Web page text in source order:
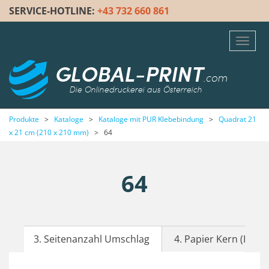
SERVICE-HOTLINE: +43 732 660 861
GLOBAL-PRINT.com
Die Onlinedruckerei aus Österreich
Produkte > Kataloge > Kataloge mit PUR Klebebindung > Quadrat 21
x 21 cm (210 x 210 mm) > 64
64
3. Seitenanzahl Umschlag 4. Papier Kern